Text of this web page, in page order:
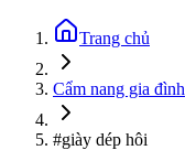
Trang chủ
Cẩm nang gia đình
#giày dép hôi